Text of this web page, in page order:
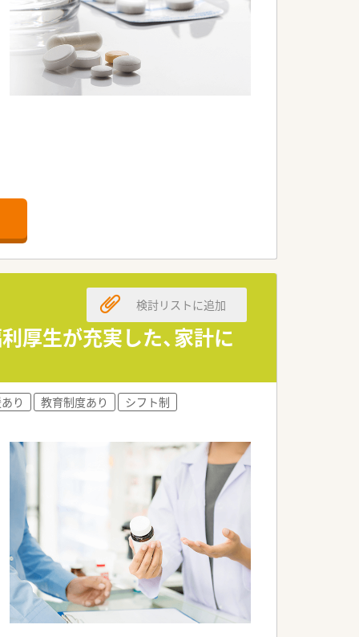
離職率も非常に低く働きやすい環境
・離職率も非常に低く働きやすい環
厚生が充実した、家計に
検討リストに追加
り 教育制度あり シフト制